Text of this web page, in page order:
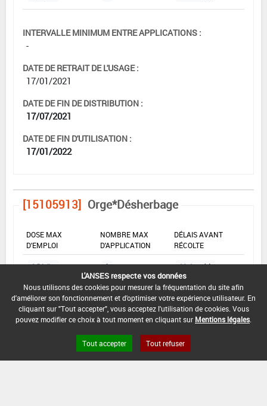
INTERVALLE MINIMUM ENTRE APPLICATIONS :
-
DATE DE RETRAIT DE L'USAGE :
17/01/2021
DATE DE FIN DE DISTRIBUTION :
17/07/2021
DATE DE FIN D'UTILISATION :
17/01/2022
[15105913] Orge*Désherbage
DOSE MAX
D'EMPLOI
NOMBRE MAX
D'APPLICATION
DÉLAIS AVANT
RÉCOLTE
2,5 L/ha 1 90 Jour (s)
INTERVALLE MINIMUM ENTRE APPLICATIONS :
-
DATE DE RETRAIT DE L'USAGE :
L'ANSES respecte vos données
Nous utilisons des cookies pour mesurer la fréquentation du site afin
d'améliorer son fonctionnement et d'optimiser votre expérience utilisateur. En
cliquant sur "Tout accepter", vous acceptez l'utilisation de cookies. Vous
pouvez modifier ce choix à tout moment en cliquant sur Mentions légales
Tout accepter Tout refuser